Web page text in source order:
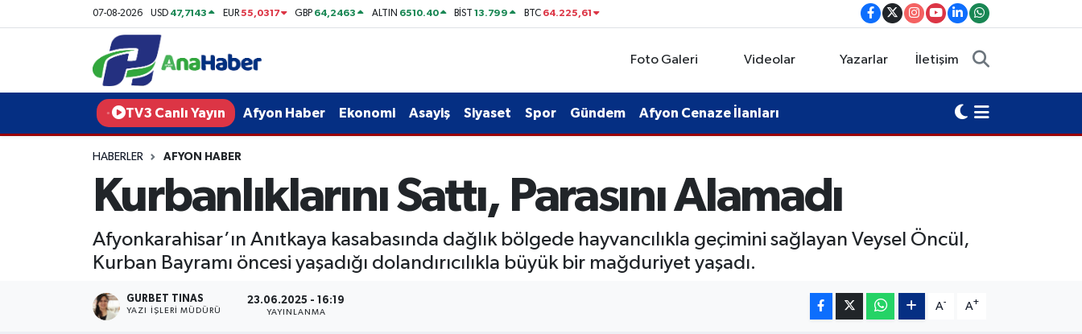
07-08-2026 USD 47,7143 EUR55,0317 GBP 64,2463 ALTIN 6510.40 BİST13.799 BTC 64.225,61
Foto Galeri Videolar Yazarlar İletişim
TV3 Canlı Yayın Afyon Haber Ekonomi Asayiş Siyaset Spor Gündem Afyon Cenaze İlanları
HABERLER AFYON HABER
Kurbanlıklarını Sattı, Parasını Alamadı
Afyonkarahisar’ın Anıtkaya kasabasında dağlık bölgede hayvancılıkla geçimini sağlayan Veysel Öncül,
Kurban Bayramı öncesi yaşadığı dolandırıcılıkla büyük bir mağduriyet yaşadı.
GURBET TINAS
YAZI İŞLERI MÜDÜRÜ
23.06.2025 - 16:19
YAYINLANMA
A- A+
Yurt Haber
Afyon Haber
Afyonkarahisar Nöbetçi Eczaneler
Afyonkarahisar Hava Durumu
Afyonkarahisar Trafik Yoğunluk Haritası
Tüm Manşetler
Son Dakika Haberleri